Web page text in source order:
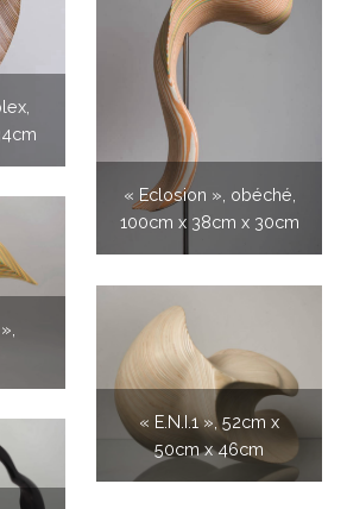
« Eclosion », obéché,
100cm x 38cm x 30cm
« E.N.I.1 », 52cm x
50cm x 46cm